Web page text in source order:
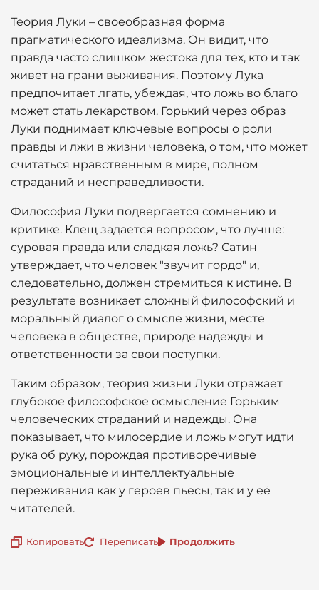
Теория Луки – своеобразная форма
прагматического идеализма. Он видит, что
правда часто слишком жестока для тех, кто и так
живет на грани выживания. Поэтому Лука
предпочитает лгать, убеждая, что ложь во благо
может стать лекарством. Горький через образ
Луки поднимает ключевые вопросы о роли
правды и лжи в жизни человека, о том, что может
считаться нравственным в мире, полном
страданий и несправедливости.
Философия Луки подвергается сомнению и
критике. Клещ задается вопросом, что лучше:
суровая правда или сладкая ложь? Сатин
утверждает, что человек "звучит гордо" и,
следовательно, должен стремиться к истине. В
результате возникает сложный философский и
моральный диалог о смысле жизни, месте
человека в обществе, природе надежды и
ответственности за свои поступки.
Таким образом, теория жизни Луки отражает
глубокое философское осмысление Горьким
человеческих страданий и надежды. Она
показывает, что милосердие и ложь могут идти
рука об руку, порождая противоречивые
эмоциональные и интеллектуальные
переживания как у героев пьесы, так и у её
читателей.
Копировать Переписать Продолжить